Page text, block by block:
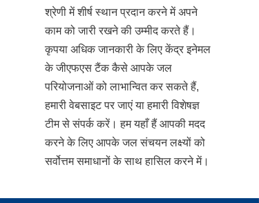
श्रेणी में शीर्ष स्थान प्रदान करने में अपने
काम को जारी रखने की उम्मीद करते हैं।
कृपया अधिक जानकारी के लिए केंद्र इनेमल
के जीएफएस टैंक कैसे आपके जल
परियोजनाओं को लाभान्वित कर सकते हैं,
हमारी वेबसाइट पर जाएं या हमारी विशेषज्ञ
टीम से संपर्क करें। हम यहाँ हैं आपकी मदद
करने के लिए आपके जल संचयन लक्ष्यों को
सर्वोत्तम समाधानों के साथ हासिल करने में।